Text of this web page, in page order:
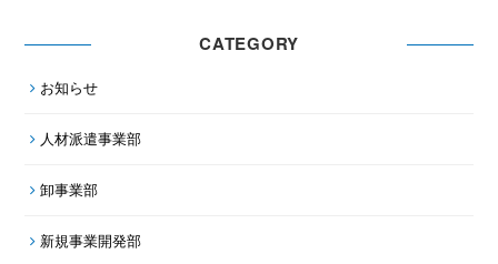
CATEGORY
お知らせ
人材派遣事業部
卸事業部
新規事業開発部